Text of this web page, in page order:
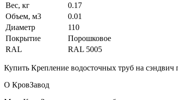
Вес, кг
0.17
Объем, м3
0.01
Диаметр
110
Покрытие
Порошковое
RAL
RAL 5005
Купить Крепление водосточных труб на
О КровЗавод